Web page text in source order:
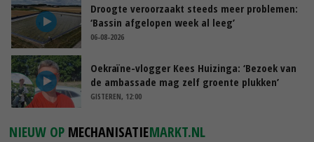
Droogte veroorzaakt steeds meer problemen:
‘Bassin afgelopen week al leeg’
06-08-2026
Oekraïne-vlogger Kees Huizinga: ‘Bezoek van
de ambassade mag zelf groente plukken’
GISTEREN, 12:00
NIEUW OP MECHANISATIEMARKT.NL